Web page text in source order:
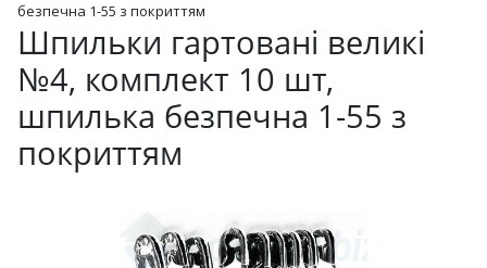
безпечна 1-55 з покриттям
Шпильки гартовані великі
№4, комплект 10 шт,
шпилька безпечна 1-55 з
покриттям